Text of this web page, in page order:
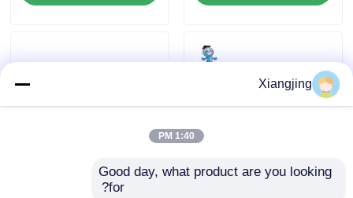
مدونة
ماكينة لحام بألياف الليزر
Xiangjing
1:40 PM
Good day, what product are you looking
for?